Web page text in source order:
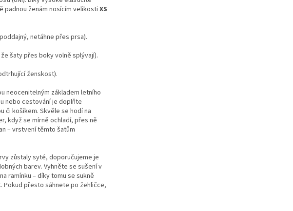
padnou ženám nosícím velikosti XS
netáhne přes prsa).
šaty přes boky volně splývají).
ženskost).
neocenitelným základem letního
nebo cestování je doplňte
či košíkem. Skvěle se hodí na
když se mírně ochladí, přes ně
– vrstvení těmto šatům
zůstaly syté, doporučujeme je
barev. Vyhněte se sušení v
ramínku – díky tomu se sukně
přesto sáhnete po žehličce,